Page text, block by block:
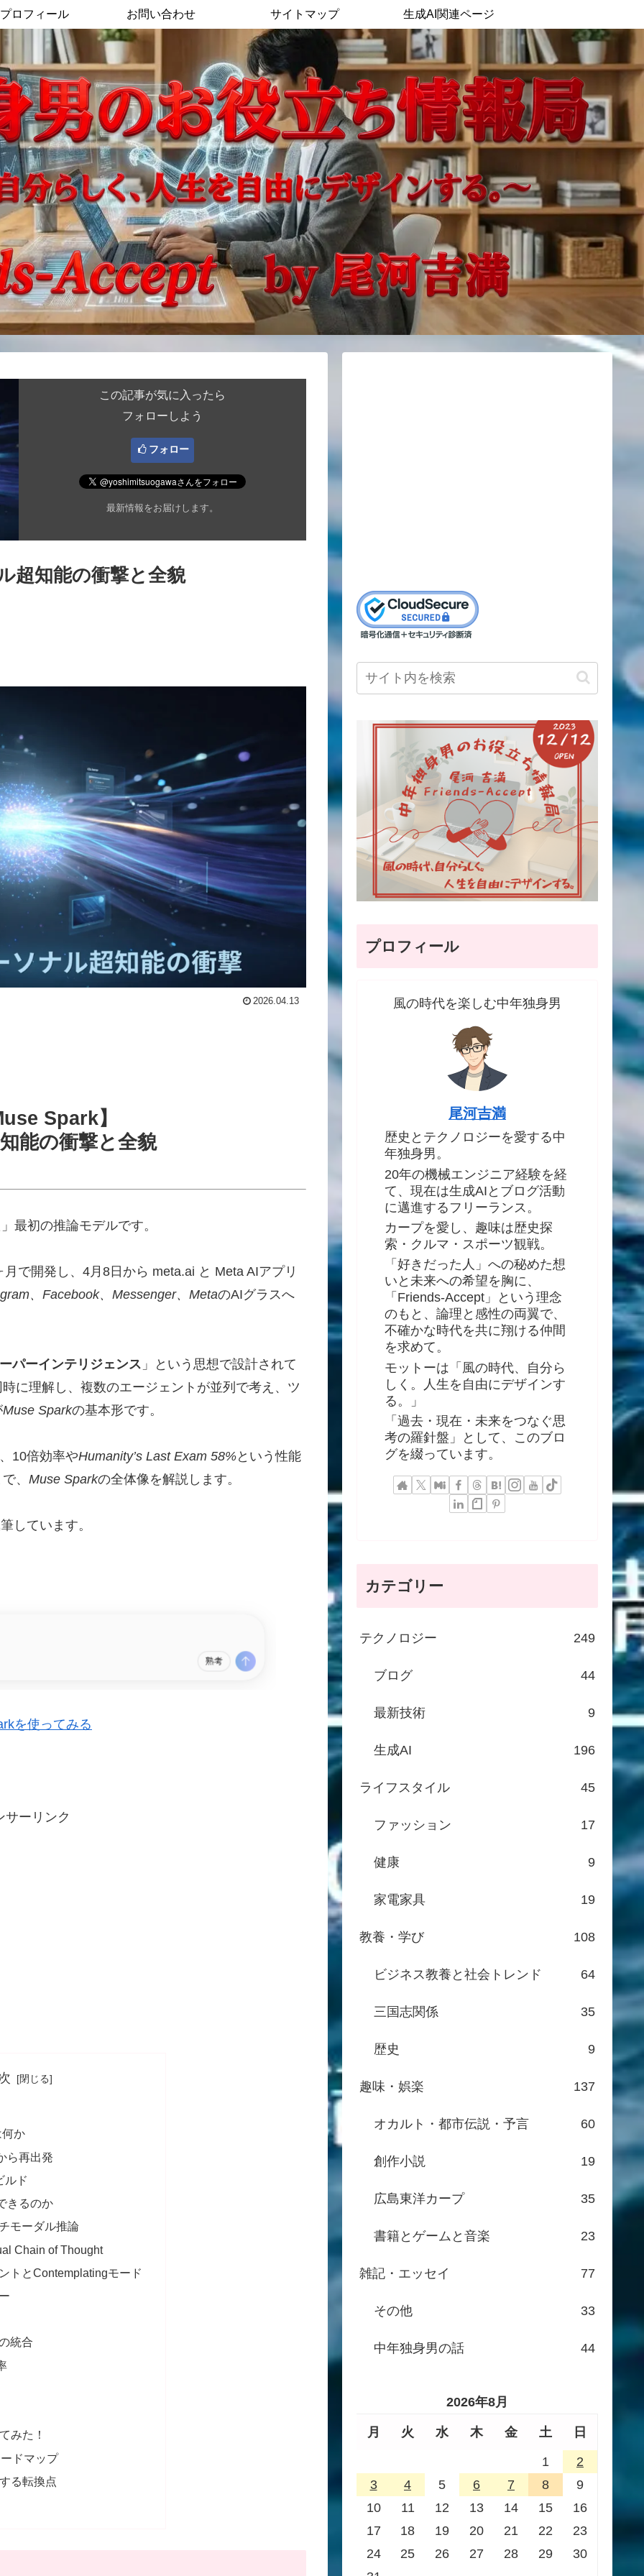
ロフィール お問い合わせ サイトマップ 生成AI関連ページ
この記事が気に入ったら
フォローしよう
フォロー
最新情報をお届けします。
超知能の衝撃と全貌
2026.04.13
Spark】
能の衝撃と全貌
最初の推論モデルです。
月で開発し、4月8日から meta.ai と Meta AIアプリ
、Facebook、Messenger、MetaのAIグラスへ
パーインテリジェンス 」という思想で設計されて
に理解し、複数のエージェントが並列で考え、ツ
Muse Sparkの基本形です。
10倍効率やHumanity’s Last Exam 58%という性能
、 Muse Sparkの全体像を解説します。
しています。
を使ってみる
サーリンク
か
ら再出発
ルド
きるのか
モーダル推論
Chain of Thought
トとContemplatingモード
統合
みた！
ドマップ
る転換点
プロフィール
風の時代を楽しむ中年独身男
尾河吉満
歴史とテクノロジーを愛する中
年独身男。
20年の機械エンジニア経験を経
て、現在は生成AIとブログ活動
に邁進するフリーランス。
カープを愛し、趣味は歴史探
索・クルマ・スポーツ観戦。
「好きだった人」への秘めた想
いと未来への希望を胸に、
「Friends-Accept」という理念
のもと、論理と感性の両翼で、
不確かな時代を共に翔ける仲間
を求めて。
モットーは「風の時代、自分ら
しく。人生を自由にデザインす
る。」
「過去・現在・未来をつなぐ思
考の羅針盤」として、このブロ
グを綴っています。
カテゴリー
テクノロジー 249
ブログ 44
最新技術 9
生成AI 196
ライフスタイル 45
ファッション 17
健康 9
家電家具 19
教養・学び 108
ビジネス教養と社会トレンド 64
三国志関係 35
歴史 9
趣味・娯楽 137
オカルト・都市伝説・予言 60
創作小説 19
広島東洋カープ 35
書籍とゲームと音楽 23
雑記・エッセイ 77
その他 33
中年独身男の話 44
2026年8月
月 火 水 木 金 土 日
1
2
3
4 5 6 7 8
9
10
11 12 13 14 15
16
17
18 19 20 21 22
23
24
25 26 27 28 29
30